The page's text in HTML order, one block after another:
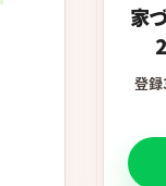
家
登